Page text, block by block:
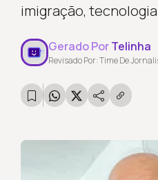
imigração,
Gerado PorTelinha
Revisado Por: Time De